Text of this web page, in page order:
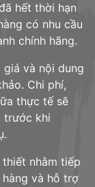
hết thời hạn
có nhu cầu
chính hãng.
giá và nội dung
Chi phí,
thực tế sẽ
trước khi
nhằm tiếp
hàng và hỗ trợ